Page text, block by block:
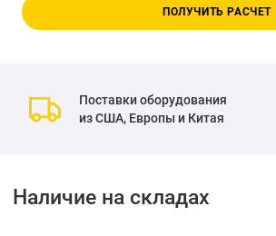
ПОЛУЧИТЬ РАСЧЕТ
Поставки оборудования
из США, Европы и Китая
Наличие на складах